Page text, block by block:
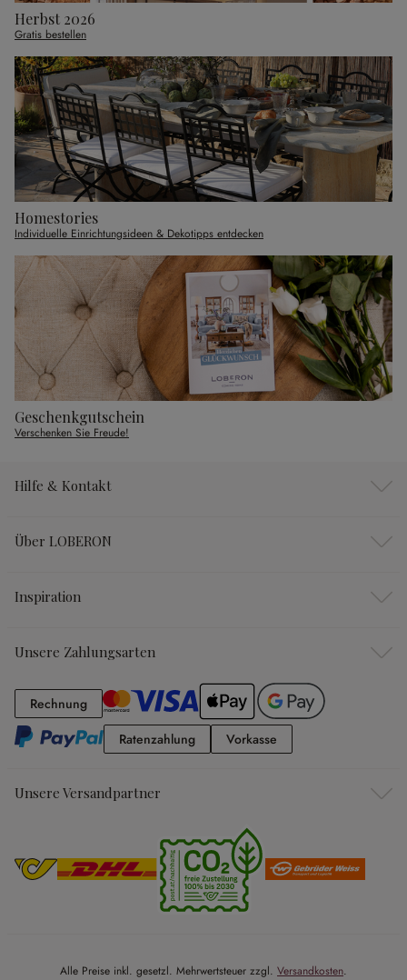
Herbst 2026
Gratis bestellen
Homestories
Individuelle Einrichtungsideen & Dekotipps entdecken
Geschenkgutschein
Verschenken Sie Freude!
Hilfe & Kontakt
Über LOBERON
Inspiration
Unsere Zahlungsarten
RechnungRechnung
RatenzahlungRatenzahlung
Vorkasse
Unsere Versandpartner
Alle Preise inkl. gesetzl. Mehrwertsteuer zzgl. Versandkosten.